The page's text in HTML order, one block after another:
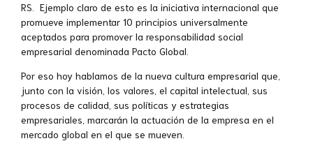
RS. Ejemplo claro de esto es la iniciativa internacional que
promueve implementar 10 principios universalmente
aceptados para promover la responsabilidad social
empresarial denominada Pacto Global.
Por eso hoy hablamos de la nueva cultura empresarial que,
junto con la visión, los valores, el capital intelectual, sus
procesos de calidad, sus políticas y estrategias
empresariales, marcarán la actuación de la empresa en el
mercado global en el que se mueven.